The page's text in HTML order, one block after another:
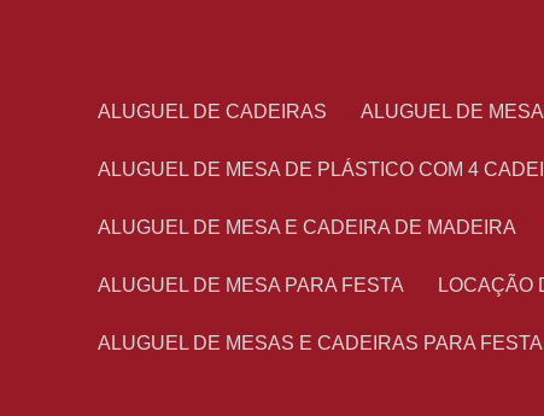
ALUGUEL DE CADEIRAS ALUGUEL DE
ALUGUEL DE MESA DE PLÁSTICO COM 4
ALUGUEL DE MESA E CADEIRA DE MADEIRA
ALUGUEL DE MESA PARA FESTA
ALUGUEL DE MESAS E CADEIRAS PARA FESTA